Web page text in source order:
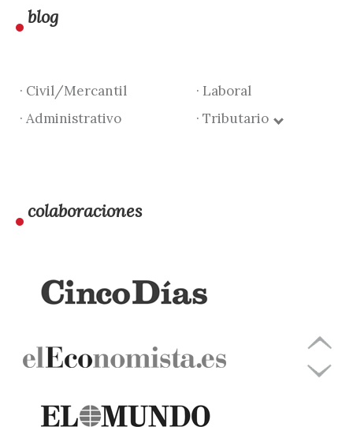
blog
· Civil/Mercantil
· Laboral
· Administrativo
· Tributario
colaboraciones